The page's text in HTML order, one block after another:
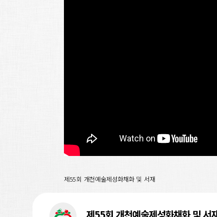
제55회 개천예술제성화채화 및 서재